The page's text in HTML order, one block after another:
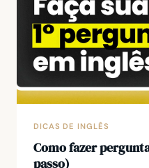
DICAS DE INGLÊS
Como fazer
passo)